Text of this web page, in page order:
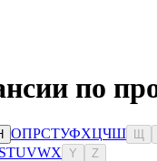
по
ОПРСТУФХЦЧШ
STUVWX Y Z